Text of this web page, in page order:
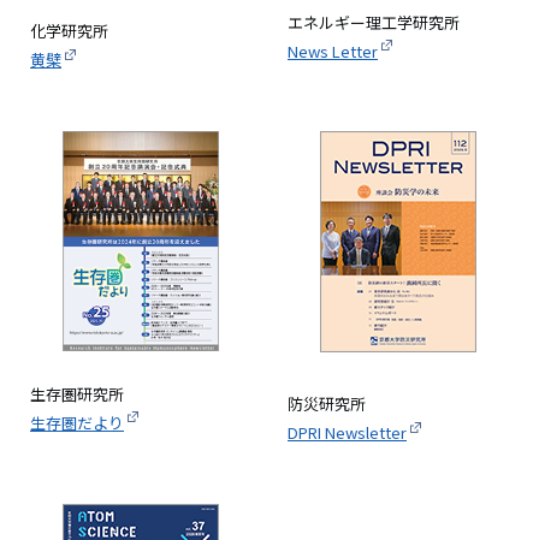
化学研究所
黄檗
エネルギー理工学研究所
News Letter
生存圏研究所
生存圏だより
像
防災研究所
DPRI Newsletter
画